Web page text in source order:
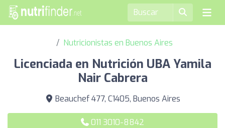
Nutricionistas en Buenos Aires
Licenciada en Nutrición UBA Yamila
Nair Cabrera
Beauchef 477, C1405, Buenos Aires
011 3010-8842